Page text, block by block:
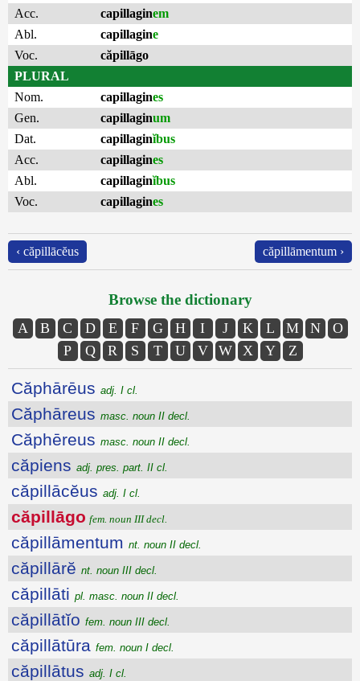
Acc.
capillaginem
Abl.
capillagine
Voc.
căpillāgo
PLURAL
Nom.
capillagines
Gen.
capillaginum
Dat.
capillaginĭbus
Acc.
capillagines
Abl.
capillaginĭbus
Voc.
capillagines
‹ căpillācĕus căpillāmentum ›
Browse the dictionary
A B C D E F G H I J K L M N
O
P
Q R S T U V W X Y Z
Căphārēus adj. I cl.
Căphāreus masc. noun II decl.
Căphēreus masc. noun II decl.
căpiens adj. pres. part. II cl.
căpillācĕus adj. I cl.
căpillāgo fem. noun III decl.
căpillāmentum nt. noun II decl.
căpillārĕ nt. noun III decl.
căpillāti pl. masc. noun II decl.
căpillātĭo fem. noun III decl.
căpillātūra fem. noun I decl.
căpillātus adj. I cl.